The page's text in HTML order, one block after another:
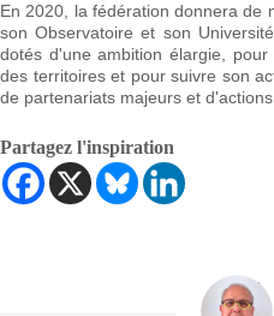
En 2020, la fédération donnera de
son Observatoire et son
dotés d'une ambition élargie,
des territoires et pour suivre son
de partenariats majeurs et
Partagez l'inspiration